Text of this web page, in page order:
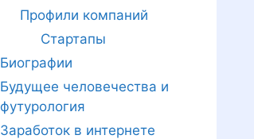
Профили компаний
Стартапы
Биографии
Будущее человечества и
футурология
Заработок в интернете